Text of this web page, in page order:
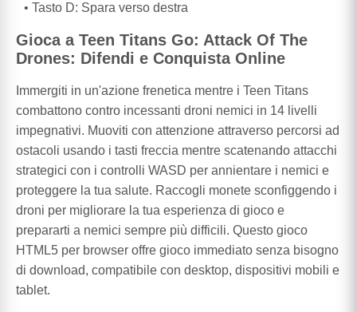
Tasto D: Spara verso destra
Gioca a Teen Titans Go: Attack Of The
Drones: Difendi e Conquista Online
Immergiti in un'azione frenetica mentre i Teen Titans
combattono contro incessanti droni nemici in 14 livelli
impegnativi. Muoviti con attenzione attraverso percorsi ad
ostacoli usando i tasti freccia mentre scatenando attacchi
strategici con i controlli WASD per annientare i nemici e
proteggere la tua salute. Raccogli monete sconfiggendo i
droni per migliorare la tua esperienza di gioco e
prepararti a nemici sempre più difficili. Questo gioco
HTML5 per browser offre gioco immediato senza bisogno
di download, compatibile con desktop, dispositivi mobili e
tablet.